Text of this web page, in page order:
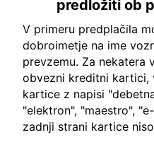
predložiti ob
V primeru predplačila
dobroimetje na ime
prevzemu. Za nekatera
obvezni kreditni kartici,
kartice z napisi
"elektron", "maestro",
zadnji strani kartice